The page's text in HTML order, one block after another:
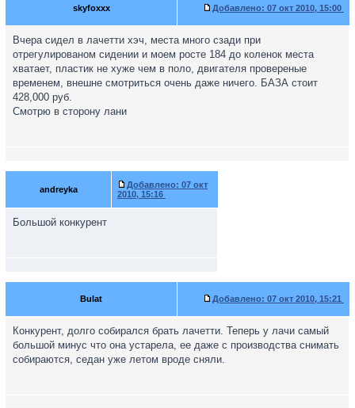
skyfoxxx Добавлено: 07 окт 2010, 15:00
Вчера сидел в лачетти хэч, места много сзади при
отрегулированом сидении и моем росте 184 до коленок места
хватает, пластик не хуже чем в поло, двигателя провереные
временем, внешне смотриться очень даже ничего. БАЗА стоит
428,000 руб.
Смотрю в сторону лани
andreyka Добавлено: 07 окт
2010, 15:16
Большой конкурент
Bulat Добавлено: 07 окт 2010, 15:21
Конкурент, долго собирался брать лачетти. Теперь у лачи самый
большой минус что она устарела, ее даже с производства снимать
собираются, седан уже летом вроде сняли.